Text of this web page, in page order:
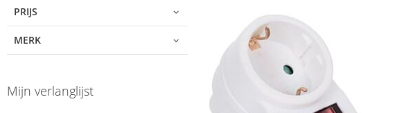
list
PRIJS
MERK
Mijn verlanglijst